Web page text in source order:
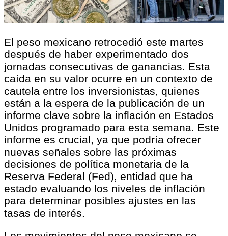
El peso mexicano retrocedió este martes
después de haber experimentado dos
jornadas consecutivas de ganancias. Esta
caída en su valor ocurre en un contexto de
cautela entre los inversionistas, quienes
están a la espera de la publicación de un
informe clave sobre la inflación en Estados
Unidos programado para esta semana. Este
informe es crucial, ya que podría ofrecer
nuevas señales sobre las próximas
decisiones de política monetaria de la
Reserva Federal (Fed), entidad que ha
estado evaluando los niveles de inflación
para determinar posibles ajustes en las
tasas de interés.